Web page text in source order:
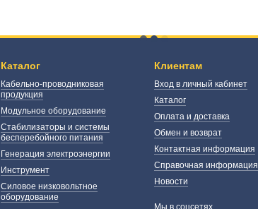
Каталог
Кабельно-проводниковая
продукция
Модульное оборудование
Стабилизаторы и системы
бесперебойного питания
Генерация электроэнергии
Инструмент
Силовое низковольтное
оборудование
Клиентам
Вход в личный кабинет
Каталог
Оплата и доставка
Обмен и возврат
Контактная информация
Справочная информация
Новости
Мы в соцсетях